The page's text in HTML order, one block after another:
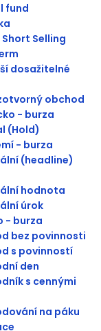
fund
Short Selling
dosažitelné
obchod
- burza
(Hold)
- burza
(headline)
hodnota
úrok
- burza
bez povinnosti
s povinností
den
s cennými
na páku